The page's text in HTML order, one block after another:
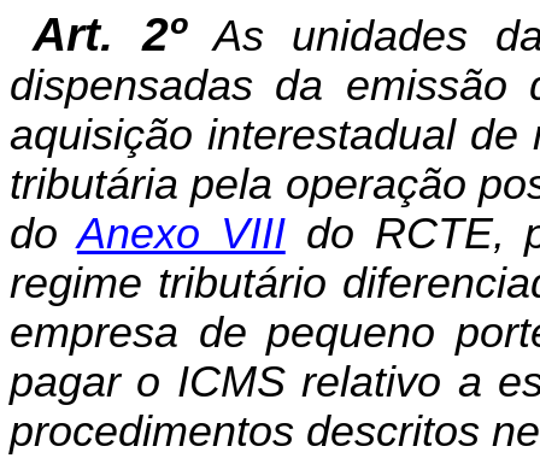
Art. 2ºAs unidades
dispensadas da emissão
aquisição interestadual
tributária pela operação
doAnexo VIIIdo RCTE,
regime tributário
empresa de pequeno
pagar o ICMS relativo a
procedimentos descritos